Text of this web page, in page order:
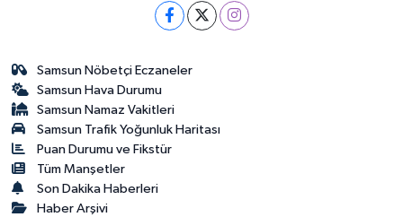
Samsun Nöbetçi Eczaneler
Samsun Hava Durumu
Samsun Namaz Vakitleri
Samsun Trafik Yoğunluk Haritası
Puan Durumu ve Fikstür
Tüm Manşetler
Son Dakika Haberleri
Haber Arşivi